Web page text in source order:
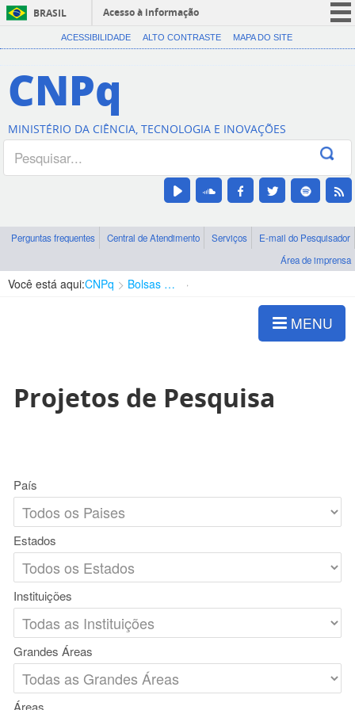
BRASIL
Acesso à informação
CORONAVÍRUS (COVID-19)
Canais
ACESSIBILIDADE ALTO CONTRASTE MAPA DO SITE
CNPq
MINISTÉRIO DA CIÊNCIA, TECNOLOGIA E INOVAÇÕES
Perguntas frequentes Central de Atendimento Serviços
E-mail do Pesquisador
Área de imprensa
Você está aqui:CNPq Bolsas e Auxílios Vigentes
MENU
Projetos de Pesquisa
País
Estados
Instituições
Grandes Áreas
Áreas